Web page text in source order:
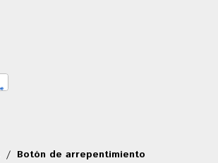
/ Botón de arrepentimiento